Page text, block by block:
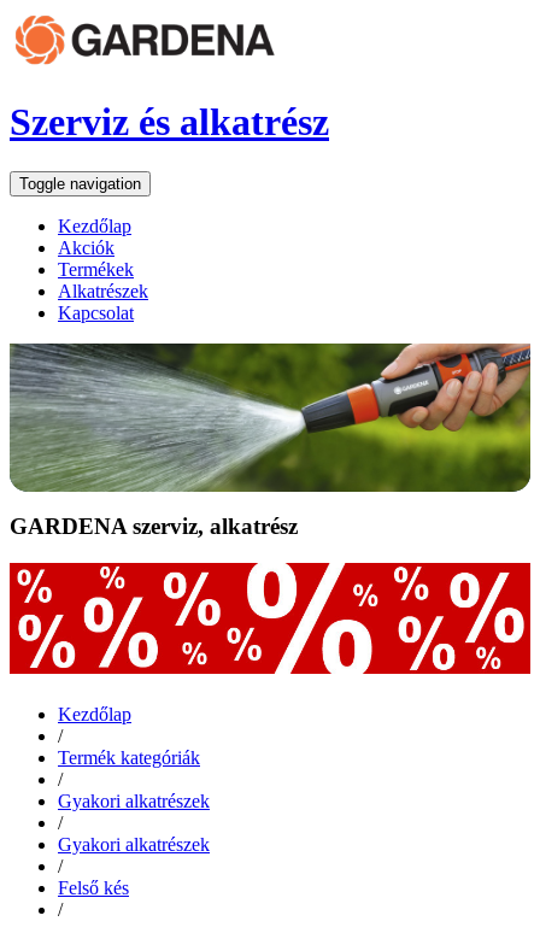
Szerviz és alkatrész
Toggle navigation
Kezdőlap
Akciók
Termékek
Alkatrészek
Kapcsolat
GARDENA szerviz, alkatrész
Kezdőlap
/
Termék kategóriák
/
Gyakori alkatrészek
/
Gyakori alkatrészek
/
Felső kés
/